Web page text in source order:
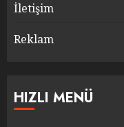
İletişim
Reklam
HIZLI MENÜ